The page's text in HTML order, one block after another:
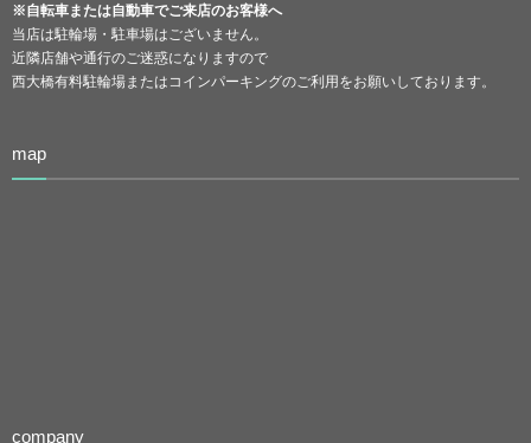
※自転車または自動車でご来店のお客様へ
当店は駐輪場・駐車場はございません。
近隣店舗や通行のご迷惑になりますので
西大橋有料駐輪場またはコインパーキングのご利用をお願いしております。
map
company